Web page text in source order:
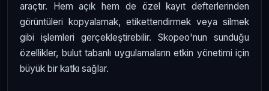
araçtır. Hem açık hem de özel kayıt defterlerinden
görüntüleri kopyalamak, etikettendirmek veya silmek
gibi işlemleri gerçekleştirebilir. Skopeo'nun sunduğu
özellikler, bulut tabanlı uygulamaların etkin yönetimi için
büyük bir katkı sağlar.